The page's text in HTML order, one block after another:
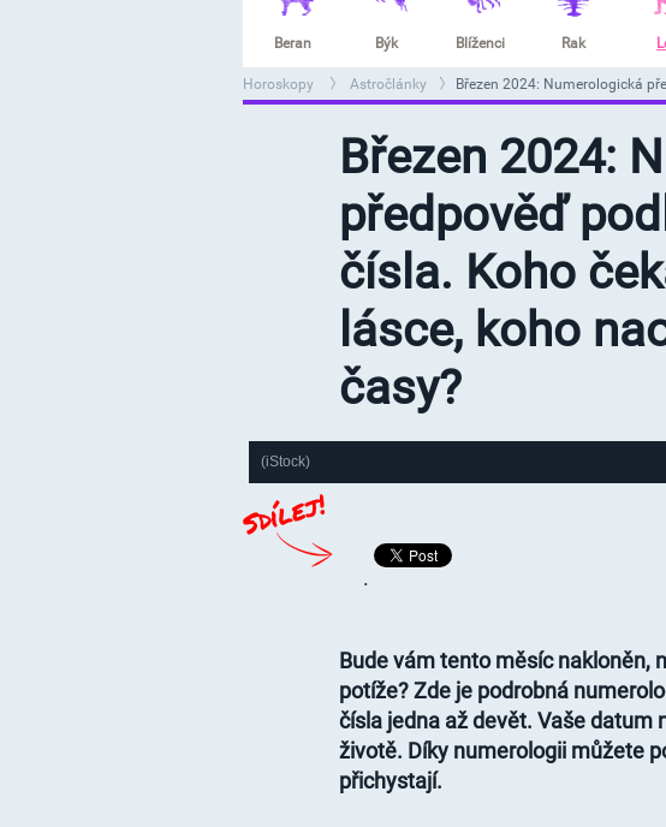
Beran Býk Blíženci Rak
Horoskopy Astročlánky Březen 2024: Numerologická
Březen 2024:
předpověď
čísla. Koho
lásce, koho
časy?
(iStock)
.
Bude vám tento měsíc nakloněn,
potíže? Zde je podrobná
čísla jedna až devět. Vaše datum
životě. Díky numerologii můžete
přichystají.